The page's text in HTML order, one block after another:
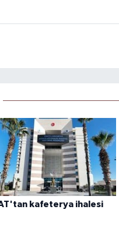
kafeterya ihalesi